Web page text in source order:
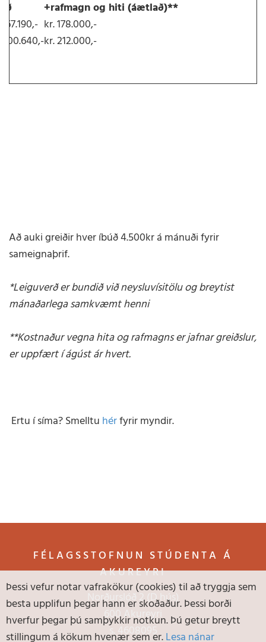
+rafmagn og hiti (áætlað)**
kr. 178.000,-
kr. 212.000,-
Að auki greiðir hver íbúð 4.500kr á mánuði fyrir
sameignaþrif.
*Leiguverð er bundið við neysluvísitölu og breytist
mánaðarlega samkvæmt henni
**Kostnaður vegna hita og rafmagns er jafnar greiðslur,
er uppfært í ágúst ár hvert.
Ertu í síma? Smelltu hérfyrir myndir.
FÉLAGSSTOFNUN STÚDENTA Á
AKUREYRI
Norðurslóð 2 (D hús)
600 Akureyri
s.4608095
Þessi vefur notar vafrakökur (cookies) til að tryggja sem
besta upplifun þegar hann er skoðaður. Þessi borði
hverfur þegar þú samþykkir notkun. Þú getur breytt
stillingum á kökum hvenær sem er.Lesa nánar